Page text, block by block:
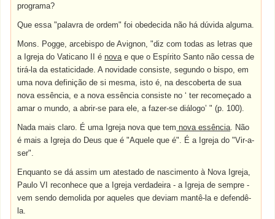
programa?
Que essa "palavra de ordem" foi obedecida não há dúvida alguma.
Mons. Pogge, arcebispo de Avignon, "diz com todas as letras que
a Igreja do Vaticano II énovae que o Espírito Santo não cessa de
tirá-la da estaticidade. A novidade consiste, segundo o bispo, em
uma nova definição de si mesma, isto é, na descoberta de sua
nova essência, e a nova essência consiste no ‘ ter recomeçado a
amar o mundo, a abrir-se para ele, a fazer-se diálogo’ " (p. 100).
Nada mais claro. É uma Igreja nova que tem nova essência. Não
é mais a Igreja do Deus que é "Aquele que é". É a Igreja do "Vir-a-
ser".
Enquanto se dá assim um atestado de nascimento à Nova Igreja,
Paulo VI reconhece que a Igreja verdadeira - a Igreja de sempre -
vem sendo demolida por aqueles que deviam mantê-la e defendê-
la.